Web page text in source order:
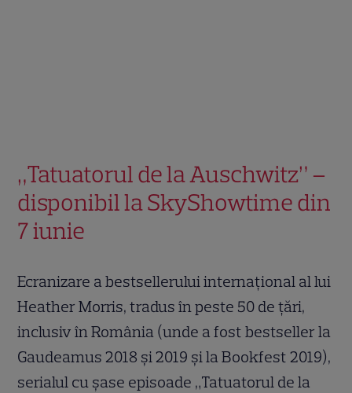
„Tatuatorul de la Auschwitz” –
disponibil la SkyShowtime din
7 iunie
Ecranizare a bestsellerului internațional al lui
Heather Morris, tradus în peste 50 de țări,
inclusiv în România (unde a fost bestseller la
Gaudeamus 2018 și 2019 și la Bookfest 2019),
serialul cu șase episoade „Tatuatorul de la